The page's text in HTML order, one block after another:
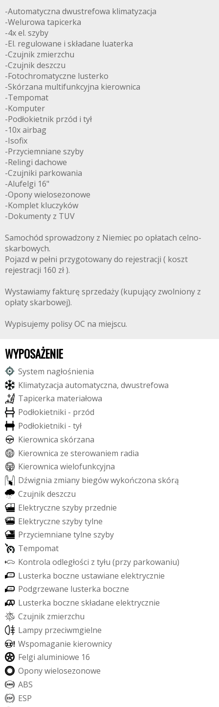
-Automatyczna dwustrefowa klimatyzacja
-Welurowa tapicerka
-4x el. szyby
-El. regulowane i składane luaterka
-Czujnik zmierzchu
-Czujnik deszczu
-Fotochromatyczne lusterko
-Skórzana multifunkcyjna kierownica
-Tempomat
-Komputer
-Podłokietnik przód i tył
-10x airbag
-Isofix
-Przyciemniane szyby
-Relingi dachowe
-Czujniki parkowania
-Alufelgi 16"
-Opony wielosezonowe
-Komplet kluczyków
-Dokumenty z TUV
Samochód sprowadzony z Niemiec po opłatach celno-
skarbowych.
Pojazd w pełni przygotowany do rejestracji ( koszt
rejestracji 160 zł ).
Wystawiamy fakturę sprzedaży (kupujący zwolniony z
opłaty skarbowej).
Wypisujemy polisy OC na miejscu.
WYPOSAŻENIE
System nagłośnienia
Klimatyzacja automatyczna, dwustrefowa
Tapicerka materiałowa
Podłokietniki - przód
Podłokietniki - tył
Kierownica skórzana
Kierownica ze sterowaniem radia
Kierownica wielofunkcyjna
Dźwignia zmiany biegówwykończona skórą
Czujnikdeszczu
Elektryczne szyby przednie
Elektryczne szybytylne
Przyciemniane tylne szyby
Tempomat
Kontrola odległości z tyłu (przy parkowaniu)
Lusterka boczne ustawiane elektrycznie
Podgrzewane lusterka boczne
Lusterka boczne składane elektrycznie
Czujnik zmierzchu
Lampy przeciwmgielne
Wspomaganie kierownicy
Felgi aluminiowe 16
Oponywielosezonowe
ABS
ESP